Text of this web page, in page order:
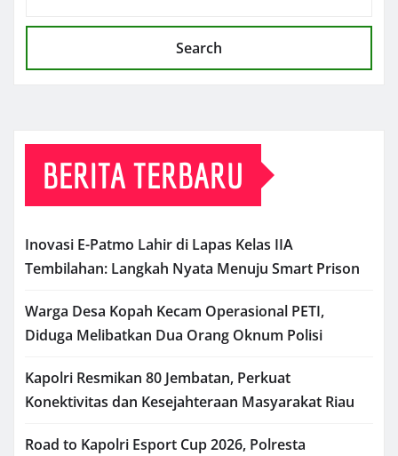
Search
BERITA TERBARU
Inovasi E-Patmo Lahir di Lapas Kelas IIA
Tembilahan: Langkah Nyata Menuju Smart Prison
Warga Desa Kopah Kecam Operasional PETI,
Diduga Melibatkan Dua Orang Oknum Polisi
Kapolri Resmikan 80 Jembatan, Perkuat
Konektivitas dan Kesejahteraan Masyarakat Riau
Road to Kapolri Esport Cup 2026, Polresta